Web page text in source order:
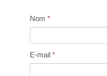
Nom *
E-mail *